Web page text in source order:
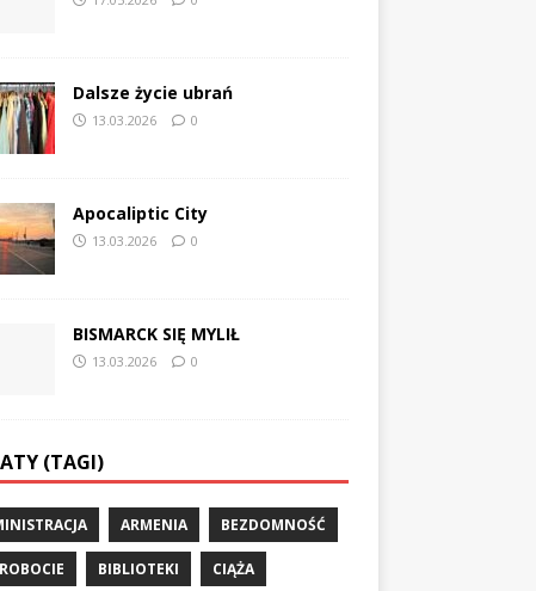
Dalsze życie ubrań
13.03.2026 0
Apocaliptic City
13.03.2026 0
BISMARCK SIĘ MYLIŁ
13.03.2026 0
(TAGI)
ARMENIA BEZDOMNOŚĆ
BIBLIOTEKI CIĄŻA